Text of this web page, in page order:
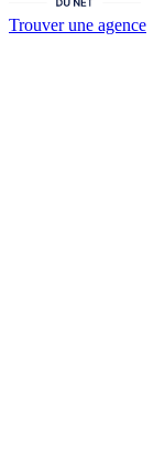
Trouver une agence